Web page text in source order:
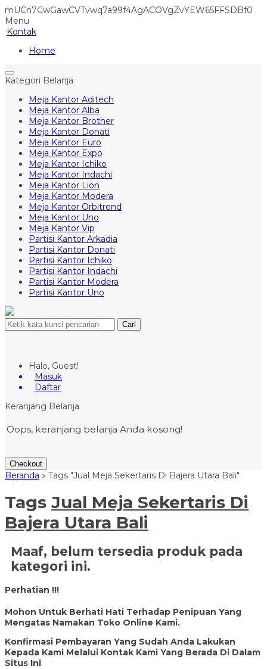
mUCn7CwGawCVTvwq7a99f4AgACOVgZvYEW65FFSDBf0
Menu
Kontak
Home
Kategori Belanja
Meja Kantor Aditech
Meja Kantor Alba
Meja Kantor Brother
Meja Kantor Donati
Meja Kantor Euro
Meja Kantor Expo
Meja Kantor Ichiko
Meja Kantor Indachi
Meja Kantor Lion
Meja Kantor Modera
Meja Kantor Orbitrend
Meja Kantor Uno
Meja Kantor Vip
Partisi Kantor Arkadia
Partisi Kantor Donati
Partisi Kantor Ichiko
Partisi Kantor Indachi
Partisi Kantor Modera
Partisi Kantor Uno
Cari
Halo, Guest!
Masuk
Daftar
Keranjang Belanja
Oops, keranjang belanja Anda kosong!
Checkout
Beranda » Tags "Jual Meja Sekertaris Di Bajera Utara Bali"
Tags Jual Meja Sekertaris Di
Bajera Utara Bali
Maaf, belum tersedia produk pada
kategori ini.
Perhatian !!!
Mohon Untuk Berhati Hati Terhadap Penipuan Yang
Mengatas Namakan Toko Online Kami.
Konfirmasi Pembayaran Yang Sudah Anda Lakukan
Kepada Kami Melalui Kontak Kami Yang Berada Di Dalam
Situs Ini